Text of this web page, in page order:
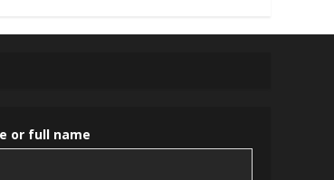
or full name